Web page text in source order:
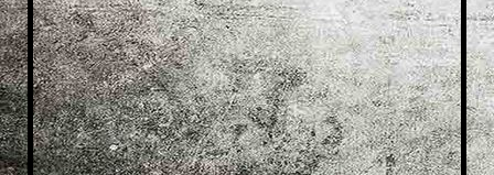
DICHTUNGEN